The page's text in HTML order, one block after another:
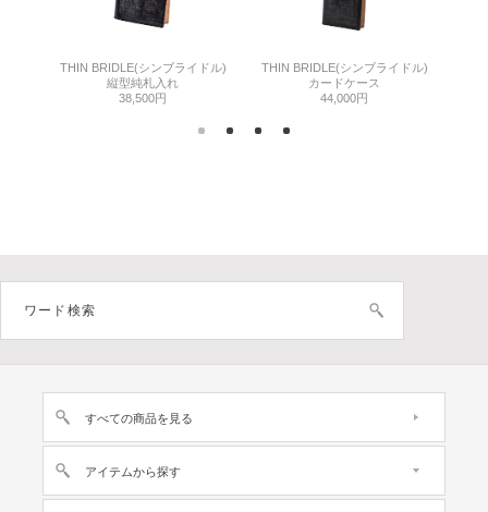
THIN BRIDLE(シンブライドル)
縦型純札入れ
38,500円
THIN BRIDLE(シンブライドル)
カードケース
44,000円
すべての商品を見る
アイテムから探す